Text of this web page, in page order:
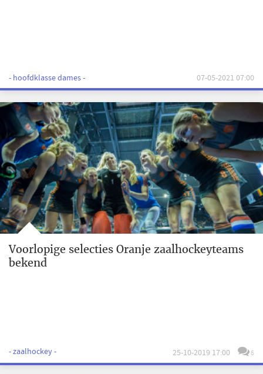
- hoofdklasse dames - 07-05-2021 07:00
Voorlopige selecties Oranje zaalhockeyteams
bekend
- zaalhockey - 25-10-2019 17:00 6